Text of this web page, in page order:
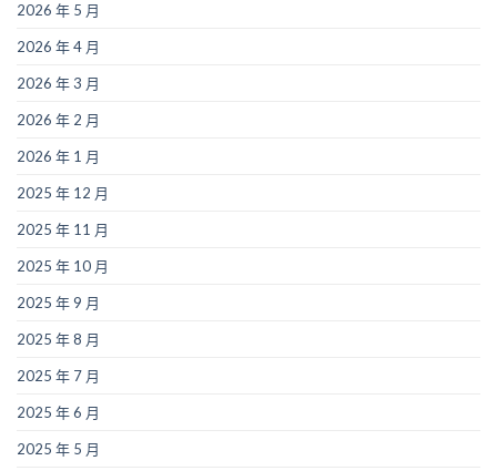
2026 年 5 月
2026 年 4 月
2026 年 3 月
2026 年 2 月
2026 年 1 月
2025 年 12 月
2025 年 11 月
2025 年 10 月
2025 年 9 月
2025 年 8 月
2025 年 7 月
2025 年 6 月
2025 年 5 月